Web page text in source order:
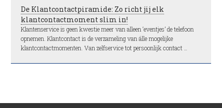
De Klantcontactpiramide: Zo richt jij elk
klantcontactmoment slim in!
Klantenservice is geen kwestie meer van alleen ‘eventjes’ de telefoon
opnemen. Klantcontact is de verzameling van álle mogelijke
klantcontactmomenten. Van zelfservice tot persoonlijk contact …